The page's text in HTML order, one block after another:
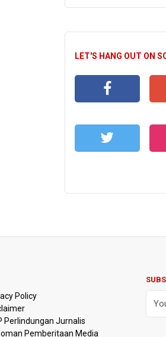
LET'S HANG OUT ON
Policy
Perlindungan Jurnalis
Pemberitaan Media